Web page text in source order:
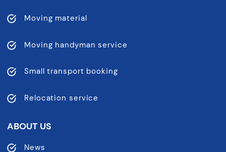
Moving material
Moving handyman service
Small transport booking
Relocation service
ABOUT US
News